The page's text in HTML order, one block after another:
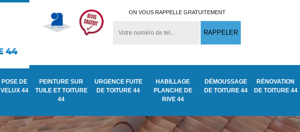
ON VOUS RAPPELLE GRATUITEMENT
POSE DE
VELUX 44
PEINTURE SUR
TUILE ET TOITURE
44
URGENCE FUITE
DE TOITURE 44
HABILLAGE
PLANCHE DE
RIVE 44
DÉMOUSSAGE
DE TOITURE 44
RÉNOVATION
DE TOITURE 44